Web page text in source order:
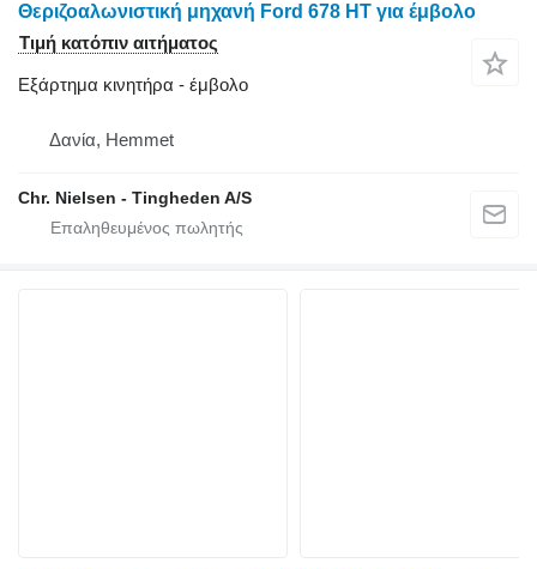
Θεριζοαλωνιστική μηχανή Ford 678 HT για έμβολο
Τιμή κατόπιν αιτήματος
Εξάρτημα κινητήρα - έμβολο
Δανία, Hemmet
Chr. Nielsen - Tingheden A/S